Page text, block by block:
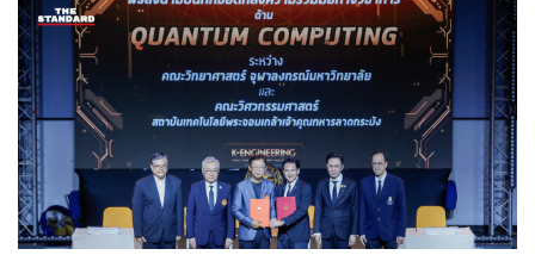
61
ABOUT THE AUTHOR